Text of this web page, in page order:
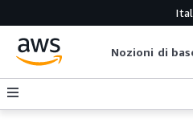
Nozioni di